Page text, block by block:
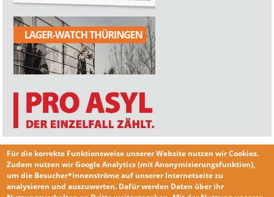
Für die korrekte Funktionsweise unserer Website nutzen wirCookies.
Zudem nutzen wirGoogle Analytics(mit Anonymisierungsfunktion),
um die Besucher*innenströme auf unserer Internetseite zu
analysieren und auszuwerten. Dafür werden Daten über ihr